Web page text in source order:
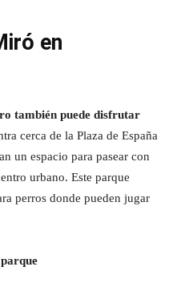
en
también puede disfrutar
cerca de la Plaza de España
un espacio para pasear con
urbano. Este parque
perros donde pueden jugar